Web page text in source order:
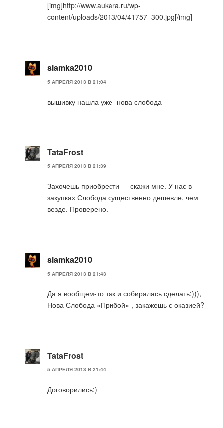
[img]http://www.aukara.ru/wp-
content/uploads/2013/04/41757_300.jpg[/img]
siamka2010
5 АПРЕЛЯ 2013 В 21:04
вышивку нашла уже -нова слобода
TataFrost
5 АПРЕЛЯ 2013 В 21:39
Захочешь приобрести — скажи мне. У нас в
закупках Слобода существенно дешевле, чем
везде. Проверено.
siamka2010
5 АПРЕЛЯ 2013 В 21:43
Да я вообщем-то так и собиралась сделать:))),
Нова Слобода «Прибой» , закажешь с оказией?
TataFrost
5 АПРЕЛЯ 2013 В 21:44
Договорились:)